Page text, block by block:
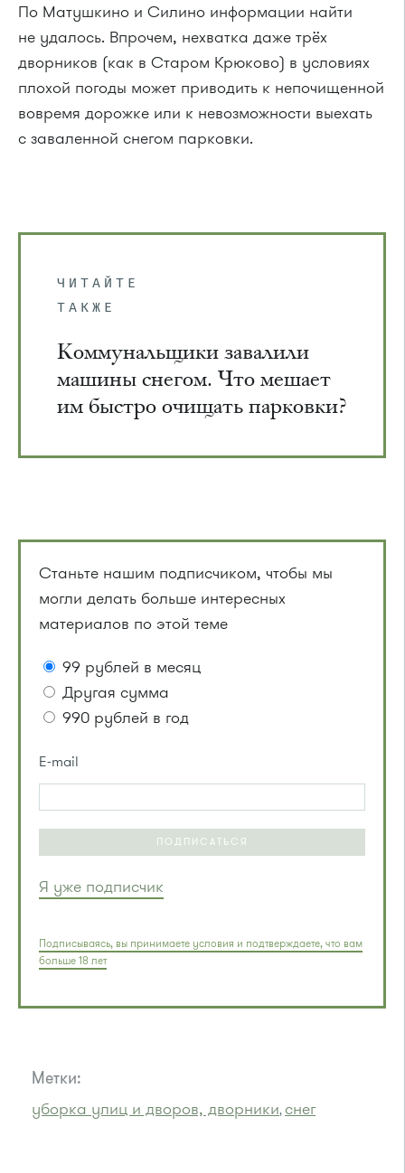
По Матушкино и Силино информации найти
не удалось. Впрочем, нехватка даже трёх
дворников (как в Старом Крюково) в условиях
плохой погоды может приводить к непочищенной
вовремя дорожке или к невозможности выехать
с заваленной снегом парковки.
ЧИТАЙТЕ
ТАКЖЕ
Коммунальщики завалили
машины снегом. Что мешает
им быстро очищать парковки?
Станьте нашим подписчиком, чтобы мы
могли делать больше интересных
материалов по этой теме
99 рублей в месяц
Другая сумма
990 рублей в год
E-mail
ПОДПИСАТЬСЯ
Я уже подписчик
Подписываясь, вы принимаете условия и подтверждаете, что вам
больше 18 лет
Метки:
уборка улиц и дворов, дворники, снег